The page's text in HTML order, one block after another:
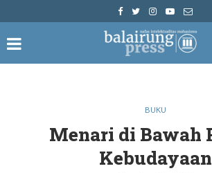
BUKU
Menari di Bawah
Kebudayaan